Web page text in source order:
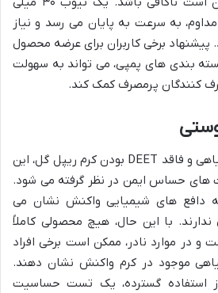
به سرعت به پایان می رسد و نیاز
پیشنهاد برخی کاربران برای عرضه محصول
بندی های پمپی، می تواند به سهولت
کنندگان پرمصرف کمک کند.
با توجه به فرمولاسیون گیاهی و فاقد DEET بودن کرم ریپل گل، این
های حساس ایمن در نظر گرفته می شود.
به دافع های شیمیایی واکنش نشان می
با این حال، هیچ محصولی کاملاً
در موارد نادر، ممکن است برخی افراد
موجود در کرم واکنش نشان دهند.
استفاده گسترده، یک تست حساسیت